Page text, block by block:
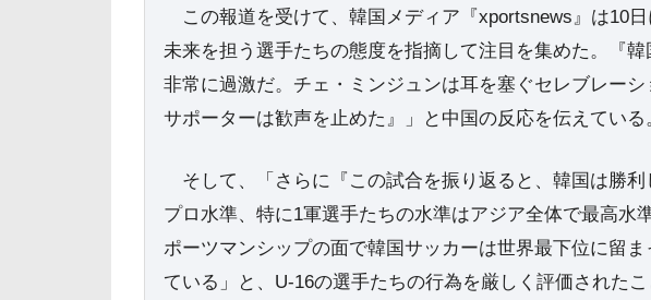
この報道を受けて、韓国メディア『xportsnews』は10
未来を担う選手たちの態度を指摘して注目を集めた。『
非常に過激だ。チェ・ミンジュンは耳を塞ぐセレブレー
サポーターは歓声を止めた』」と中国の反応を伝えている
そして、「さらに『この試合を振り返ると、韓国は勝
プロ水準、特に1軍選手たちの水準はアジア全体で最高水
ポーツマンシップの面で韓国サッカーは世界最下位に留
ている」と、U-16の選手たちの行為を厳しく評価されたこ